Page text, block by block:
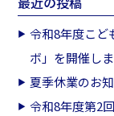
令和8年度こど
ボ」を開催し
夏季休業のお
令和8年度第2